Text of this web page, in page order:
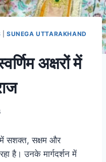
|SUNEGA UTTARAKHAND
अक्षरों में
में सशक्त, सक्षम और
है। उनके मार्गदर्शन में